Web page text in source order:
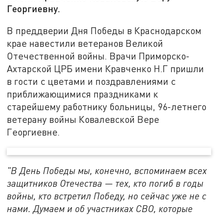
Георгиевну.
В преддверии Дня Победы в Краснодарском
крае навестили ветеранов Великой
Отечественной войны. Врачи Приморско-
Ахтарской ЦРБ имени Кравченко Н.Г пришли
в гости с цветами и поздравлениями с
приближающимися праздниками к
старейшему работнику больницы, 96-летнего
ветерану войны Ковалевской Вере
Георгиевне.
"В День Победы мы, конечно, вспоминаем всех
защитников Отечества — тех, кто погиб в годы
войны, кто встретил Победу, но сейчас уже не с
нами. Думаем и об участниках СВО, которые